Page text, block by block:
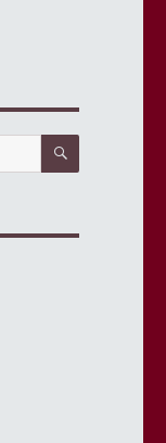
SUCHE